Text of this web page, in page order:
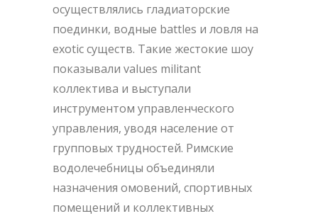
осуществлялись гладиаторские
поединки, водные battles и ловля на
exotic существ. Такие жестокие шоу
показывали values militant
коллектива и выступали
инструментом управленческого
управления, уводя население от
групповых трудностей. Римские
водолечебницы объединяли
назначения омовений, спортивных
помещений и коллективных